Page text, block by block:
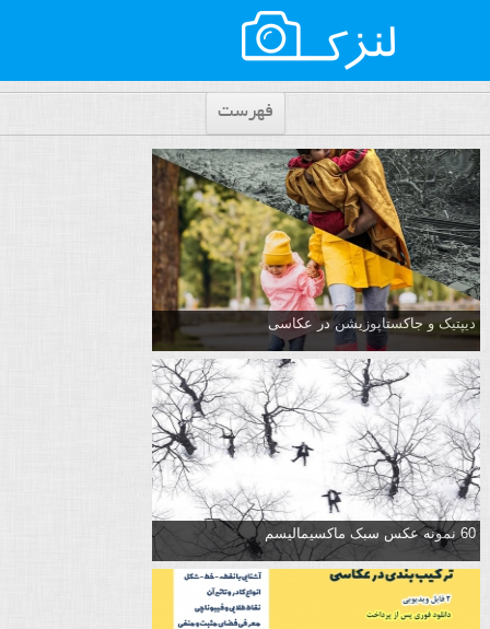
فهرست
دیپتیک و جاکستا‌پوزیشن در عکاسی
60 نمونه عکس سبک ماکسیمالیسم